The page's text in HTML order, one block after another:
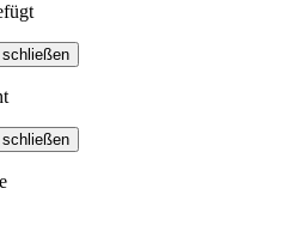
schließen
schließen